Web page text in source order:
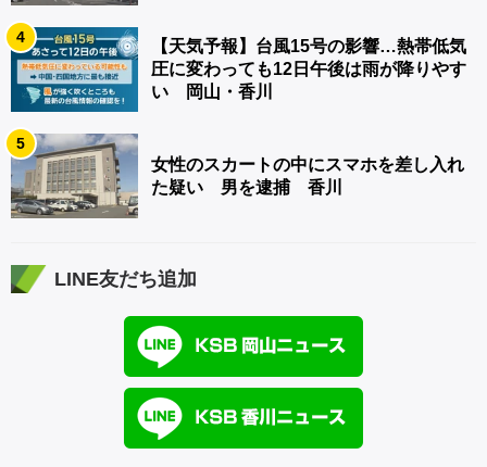
4
【天気予報】台風15号の影響…熱帯低気
圧に変わっても12日午後は雨が降りやす
い 岡山・香川
5
女性のスカートの中にスマホを差し入れ
た疑い 男を逮捕 香川
LINE友だち追加